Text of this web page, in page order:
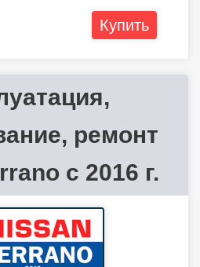
Купить
ремонт
с 2016 г.